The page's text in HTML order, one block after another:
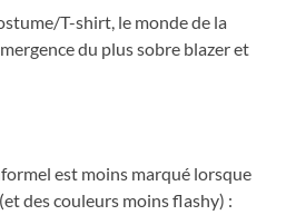
T-shirt, le monde de la
du plus sobre blazer et
est moins marqué lorsque
des couleurs moins flashy) :